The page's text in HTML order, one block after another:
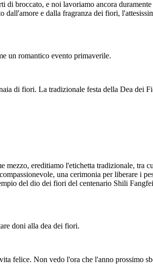
broccato, e noi lavoriamo ancora
e dalla fragranza dei fiori,
un romantico evento primaverile.
di fiori. La tradizionale festa della Dea dei
ereditiamo l'etichetta tradizionale, tra
una cerimonia per liberare i
del dio dei fiori del centenario Shili
doni alla dea dei fiori.
felice. Non vedo l'ora che l'anno prossimo